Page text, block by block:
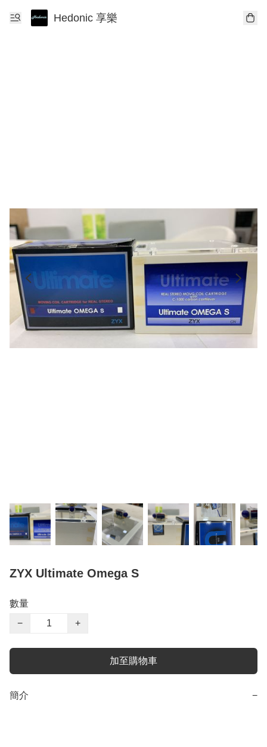
Hedonic 享樂
ZYX Ultimate Omega S
數量
−
+
加至購物車
簡介 −